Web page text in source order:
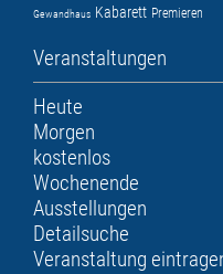
Gewandhaus Kabarett Premieren
Veranstaltungen
Heute
Morgen
kostenlos
Wochenende
Ausstellungen
Detailsuche
Veranstaltung